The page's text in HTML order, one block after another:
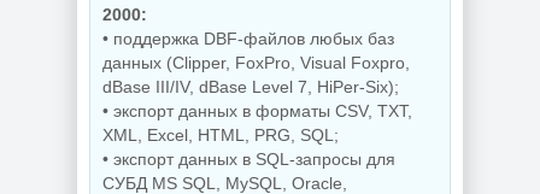
2000:
• поддержка DBF-файлов любых баз
данных (Clipper, FoxPro, Visual Foxpro,
dBase III/IV, dBase Level 7, HiPer-Six);
• экспорт данных в форматы CSV, TXT,
XML, Excel, HTML, PRG, SQL;
• экспорт данных в SQL-запросы для
СУБД MS SQL, MySQL, Oracle,